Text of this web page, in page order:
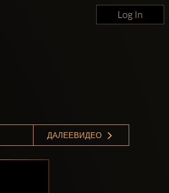
Log In
ДАЛЕЕВИДЕО